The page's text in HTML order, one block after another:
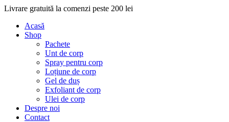
Livrare gratuită la comenzi peste 200 lei
Acasă
Shop
Pachete
Unt de corp
Spray pentru corp
Loțiune de corp
Gel de duș
Exfoliant de corp
Ulei de corp
Despre noi
Contact